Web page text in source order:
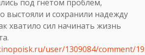
под гнетом проблем,
выстояли и сохранили надежду
хватило сил начинать жизнь
user/1309084/comment/